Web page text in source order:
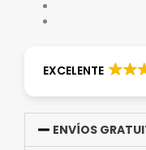
EXCELENTE
ENVÍOS